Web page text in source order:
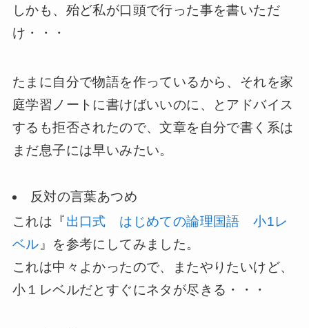
しかも、殆ど私が口頭で行った事を書いただ
け・・・
たまに自分で物語を作っているから、それを家
庭学習ノートに書けばいいのに、とアドバイス
するも拒否されたので、文章を自分で書く系は
まだ息子には早いみたい。
反対の言葉あつめ
これは『出口式 はじめての論理国語 小1レ
ベル 』を参考にしてみました。
これは中々よかったので、またやりたいけど、
小１レベルだとすぐにネタが尽きる・・・